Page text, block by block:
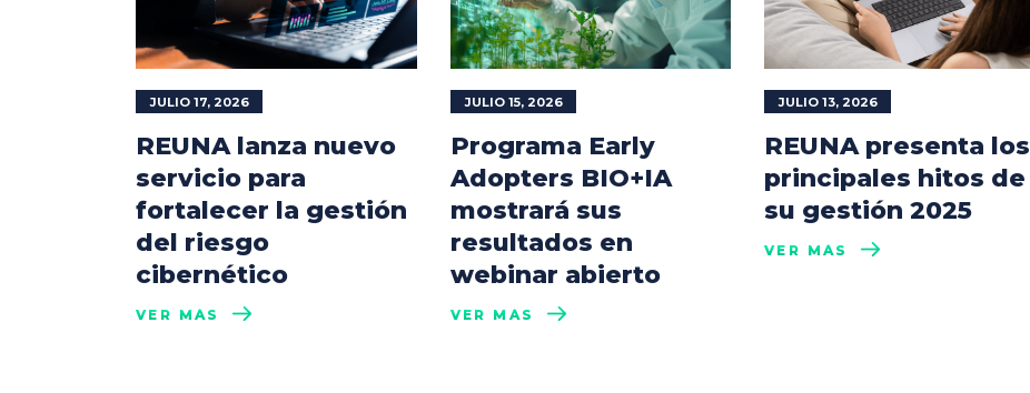
JULIO 17, 2026
REUNA lanza nuevo
servicio para
fortalecer la gestión
del riesgo
cibernético
VER MÁS
JULIO 15, 2026
Programa Early
Adopters BIO+IA
mostrará sus
resultados en
webinar abierto
VER MÁS
JULIO 13, 2026
REUNA presenta los
principales hitos de
su gestión 2025
VER MÁS